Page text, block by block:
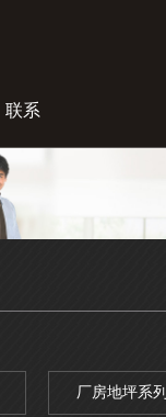
联系
我们
厂房地坪系